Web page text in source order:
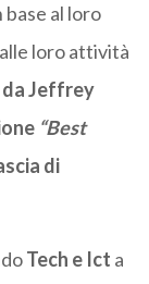
base al loro
loro attività
Jeffrey
“Best
di
Tech e Ict a